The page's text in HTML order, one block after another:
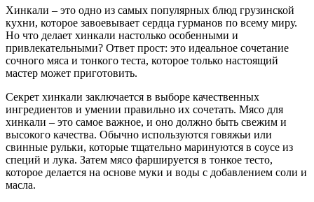
Хинкали – это одно из самых популярных блюд грузинской
кухни, которое завоевывает сердца гурманов по всему миру.
Но что делает хинкали настолько особенными и
привлекательными? Ответ прост: это идеальное сочетание
сочного мяса и тонкого теста, которое только настоящий
мастер может приготовить.
Секрет хинкали заключается в выборе качественных
ингредиентов и умении правильно их сочетать. Мясо для
хинкали – это самое важное, и оно должно быть свежим и
высокого качества. Обычно используются говяжьи или
свинные рульки, которые тщательно маринуются в соусе из
специй и лука. Затем мясо фаршируется в тонкое тесто,
которое делается на основе муки и воды с добавлением соли и
масла.